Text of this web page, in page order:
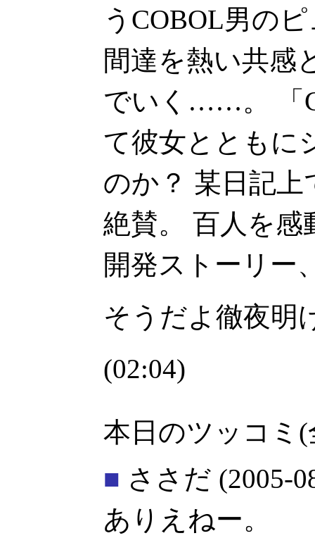
うCOBOL男の
間達を熱い共感
でいく……。 「
て彼女とともに
のか？ 某日記上
絶賛。 百人を感
開発ストーリー
そうだよ徹夜明
(02:04)
本日のツッコミ(
■ ささだ (2005-
ありえねー。